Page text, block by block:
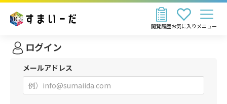
お気に入り
閲覧履歴 メニュー
ログイン
メールアドレス